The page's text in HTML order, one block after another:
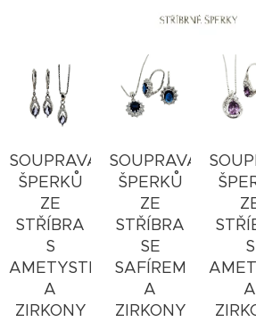
SOUPRAVA
ŠPERKŮ
ZE
STŘÍBRA
S
AMETYSTEM
A
ZIRKONY
SOUPRAVA
ŠPERKŮ
ZE
STŘÍBRA
SE
SAFÍREM
A
ZIRKONY
S
A